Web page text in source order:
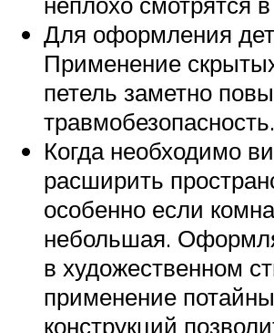
Для оформления
Применение
петель заметно
травмобезопасность.
Когда необходимо
расширить
особенно если
небольшая.
в художественном
применение
конструкций